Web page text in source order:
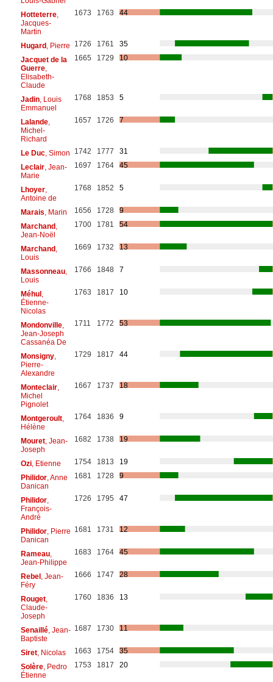
Hotteterre,
Jacques-
Martin
1673 1763 44
Hugard, Pierre 1726 1761
35
Jacquet de la
Guerre,
Elisabeth-
Claude
1665 1729 10
Jadin, Louis
Emmanuel
1768 1853 5
Lalande,
Michel-
Richard
1657 1726 7
Le Duc, Simon 1742 1777
31
Leclair, Jean-
Marie
1697 1764 45
Lhoyer,
Antoine de
1768 1852 5
Marais , Marin 1656 1728
9
Marchand,
Jean-Noël
1700 1781 54
Marchand,
Louis
1669 1732 13
Massonneau,
Louis
1766 1848 7
Méhul,
Étienne-
Nicolas
1763 1817 10
Mondonville,
Jean-Joseph
Cassanéa De
1711 1772 53
Monsigny,
Pierre-
Alexandre
1729 1817 44
Monteclair,
Michel
Pignolet
1667 1737 18
Montgeroult,
Hélène
1764 1836 9
Mouret, Jean-
Joseph
1682 1738 19
Ozi, Etienne 1754 1813
19
Philidor, Anne
Danican
1681 1728 9
Philidor,
François-
André
1726 1795 47
Philidor, Pierre
Danican
1681 1731 12
Rameau,
Jean-Philippe
1683 1764 45
Rebel, Jean-
Féry
1666 1747 28
Rouget,
Claude-
Joseph
1760 1836 13
Senaillé, Jean-
Baptiste
1687 1730 11
Siret, Nicolas 1663 1754
35
Solère, Pedro
Étienne
1753 1817 20